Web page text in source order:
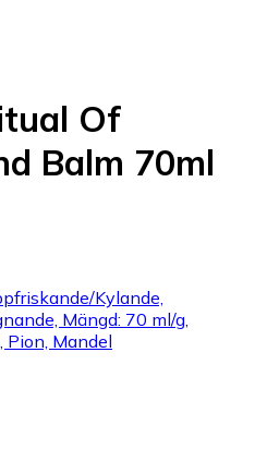
Of
Balm 70ml
Kylande,
Mängd: 70 ml/g,
Pion, Mandel